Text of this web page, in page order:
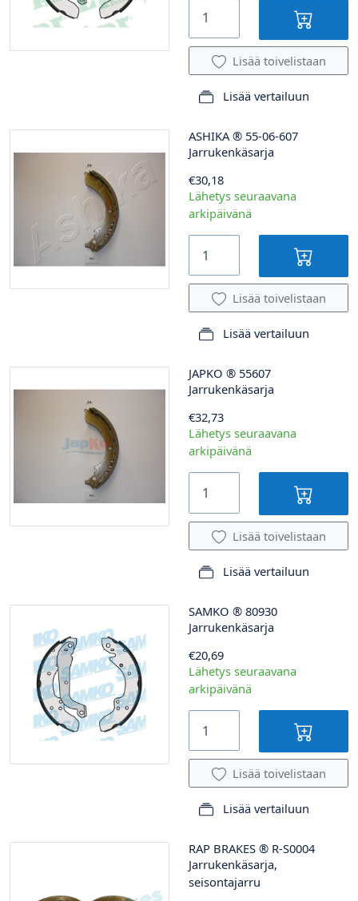
Lisää toivelistaan
Lisää vertailuun
ASHIKA ® 55-06-607
Jarrukenkäsarja
€30,18
Lähetys seuraavana
arkipäivänä
Lisää toivelistaan
Lisää vertailuun
JAPKO ® 55607
Jarrukenkäsarja
€32,73
Lähetys seuraavana
arkipäivänä
Lisää toivelistaan
Lisää vertailuun
SAMKO ® 80930
Jarrukenkäsarja
€20,69
Lähetys seuraavana
arkipäivänä
Lisää toivelistaan
Lisää vertailuun
RAP BRAKES ® R-S0004
Jarrukenkäsarja,
seisontajarru